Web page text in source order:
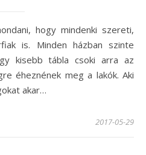
is. Minden házban szinte
kisebb tábla csoki arra az
éheznének meg a lakók. Aki
akar…
2017-05-29